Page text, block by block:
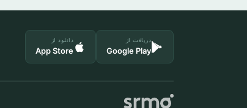
دریافت از
Google Play
دانلود از
App Store